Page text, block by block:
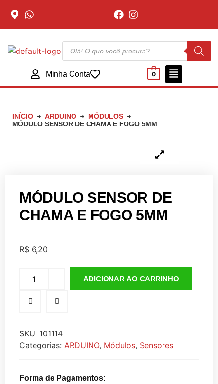
Minha Conta 0
INÍCIO ARDUINO
MÓDULOS
MÓDULO SENSOR DE CHAMA E FOGO 5MM
MÓDULO SENSOR DE
CHAMA E FOGO 5MM
R$ 6,20
ADICIONAR AO CARRINHO
SKU: 101114
Categorias: ARDUINO, Módulos, Sensores
Forma de Pagamentos: